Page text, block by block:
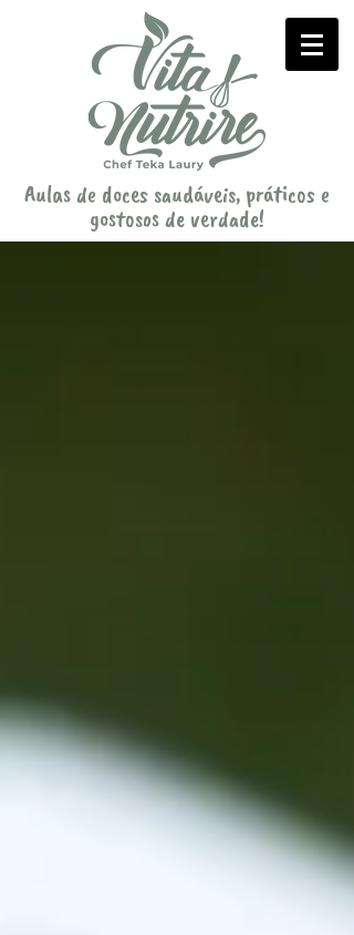
Aulas de doces saudáveis, práticos e
gostosos de verdade!